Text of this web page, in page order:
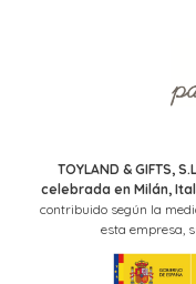
TOYLAND & GIFTS,
celebrada en Milán,
contribuido según la
esta empresa,